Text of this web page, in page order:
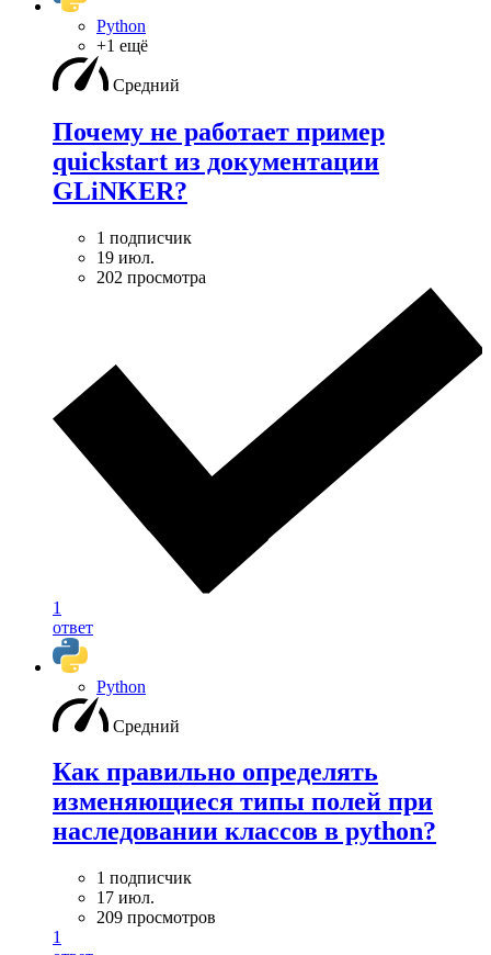
Python
+1 ещё
Средний
Почему не работает пример
quickstart из документации
GLiNKER?
1 подписчик
19 июл.
202 просмотра
1
ответ
Python
Средний
Как правильно определять
изменяющиеся типы полей при
наследовании классов в python?
1 подписчик
17 июл.
209 просмотров
1